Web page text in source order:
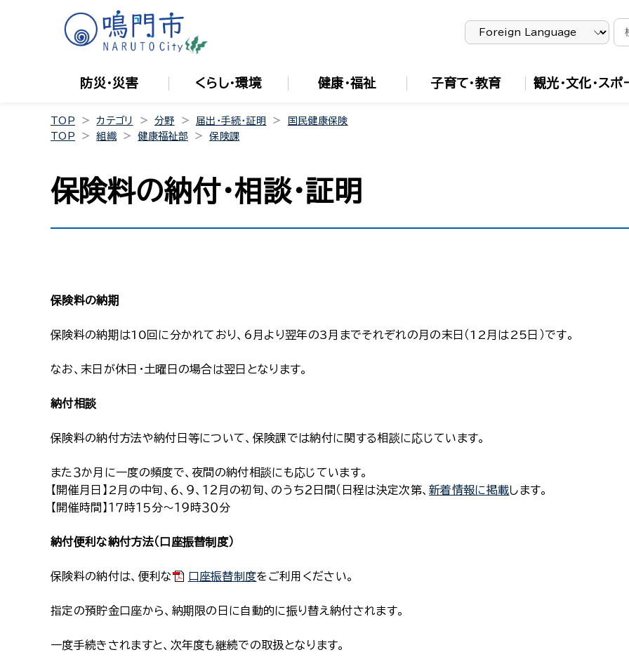
防災・災害 くらし・環境 健康・福祉 子育て・教育 観光・文化・スポ
TOP カテゴリ 分野 届出・手続・証明
国民健康保険
TOP
組織 健康福祉部 保険課
保険料の納付・相談・証明
保険料の納期
保険料の納期は10回に分かれており、6月より翌年の3月までそれぞれの月の末日（12月は25日）です。
なお、末日が休日・土曜日の場合は翌日となります。
納付相談
保険料の納付方法や納付日等について、保険課では納付に関する相談に応じています。
また３か月に一度の頻度で、夜間の納付相談にも応じています。
【開催月日】2月の中旬、６、９、１２月の初旬、のうち２日間（日程は決定次第、新着情報に掲載します。
【開催時間】１７時１５分～１９時３０分
納付便利な納付方法（口座振替制度）
保険料の納付は、便利な 口座振替制度をご利用ください。
指定の預貯金口座から、納期限の日に自動的に振り替え納付されます。
一度手続きされますと、次年度も継続での取扱となります。